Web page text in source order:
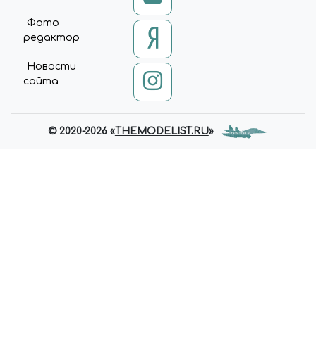
Фото
редактор
Новости
сайта
© 2020-2026 «THEMODELIST.RU»